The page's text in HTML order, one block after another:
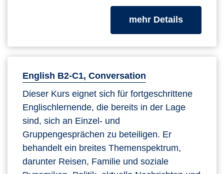
mehr Detailszum
English B2-C1, Conversation
Dieser Kurs eignet sich für fortgeschrittene
Englischlernende, die bereits in der Lage
sind, sich an Einzel- und
Gruppengesprächen zu beteiligen. Er
behandelt ein breites Themenspektrum,
darunter Reisen, Familie und soziale